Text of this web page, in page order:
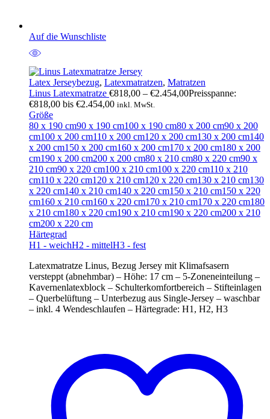
Auf die Wunschliste
Latex Jerseybezug, Latexmatratzen, Matratzen
Linus Latexmatratze €818,00 – €2.454,00Preisspanne:
€818,00 bis €2.454,00 inkl. MwSt.
Größe
80 x 190 cm90 x 190 cm100 x 190 cm80 x 200 cm90 x 200
cm100 x 200 cm110 x 200 cm120 x 200 cm130 x 200 cm140
x 200 cm150 x 200 cm160 x 200 cm170 x 200 cm180 x 200
cm190 x 200 cm200 x 200 cm80 x 210 cm80 x 220 cm90 x
210 cm90 x 220 cm100 x 210 cm100 x 220 cm110 x 210
cm110 x 220 cm120 x 210 cm120 x 220 cm130 x 210 cm130
x 220 cm140 x 210 cm140 x 220 cm150 x 210 cm150 x 220
cm160 x 210 cm160 x 220 cm170 x 210 cm170 x 220 cm180
x 210 cm180 x 220 cm190 x 210 cm190 x 220 cm200 x 210
cm200 x 220 cm
Härtegrad
H1 - weichH2 - mittelH3 - fest
Latexmatratze Linus, Bezug Jersey mit Klimafsasern
versteppt (abnehmbar) – Höhe: 17 cm – 5-Zoneneinteilung –
Kavernenlatexblock – Schulterkomfortbereich – Stifteinlagen
– Querbelüftung – Unterbezug aus Single-Jersey – waschbar
– inkl. 4 Wendeschlaufen – Härtegrade: H1, H2, H3